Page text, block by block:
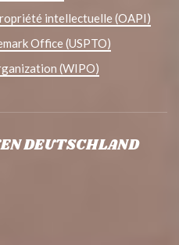
intellectuelle (OAPI)
Office (USPTO)
(WIPO)
DEUTSCHLAND